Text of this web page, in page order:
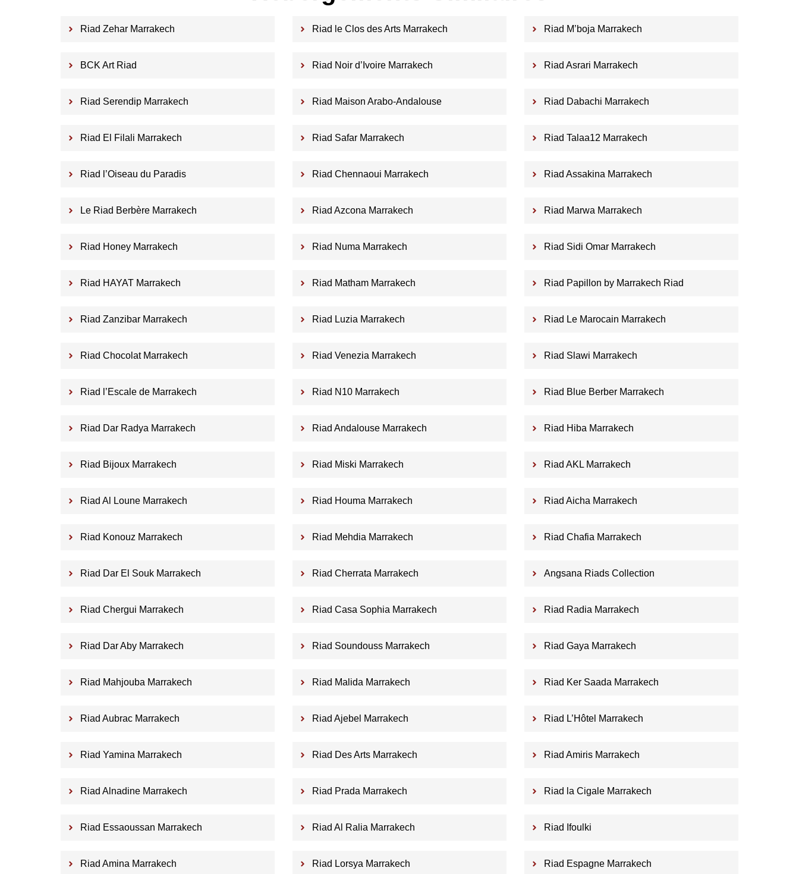
Riad Zehar Marrakech Riad le Clos des Arts Marrakech Riad M’boja Marrakech
BCK Art Riad Riad Noir d’Ivoire Marrakech Riad Asrari Marrakech
Riad Serendip Marrakech Riad Maison Arabo-Andalouse Riad Dabachi Marrakech
Riad El Filali Marrakech Riad Safar Marrakech Riad Talaa12 Marrakech
Riad l’Oiseau du Paradis Riad Chennaoui Marrakech Riad Assakina Marrakech
Le Riad Berbère Marrakech Riad Azcona Marrakech Riad Marwa Marrakech
Riad Honey Marrakech Riad Numa Marrakech Riad Sidi Omar Marrakech
Riad HAYAT Marrakech Riad Matham Marrakech Riad Papillon by Marrakech Riad
Riad Zanzibar Marrakech Riad Luzia Marrakech Riad Le Marocain Marrakech
Riad Chocolat Marrakech Riad Venezia Marrakech Riad Slawi Marrakech
Riad l’Escale de Marrakech Riad N10 Marrakech Riad Blue Berber Marrakech
Riad Dar Radya Marrakech Riad Andalouse Marrakech Riad Hiba Marrakech
Riad Bijoux Marrakech Riad Miski Marrakech Riad AKL Marrakech
Riad Al Loune Marrakech Riad Houma Marrakech Riad Aicha Marrakech
Riad Konouz Marrakech Riad Mehdia Marrakech Riad Chafia Marrakech
Riad Dar El Souk Marrakech Riad Cherrata Marrakech Angsana Riads Collection
Riad Chergui Marrakech Riad Casa Sophia Marrakech Riad Radia Marrakech
Riad Dar Aby Marrakech Riad Soundouss Marrakech Riad Gaya Marrakech
Riad Mahjouba Marrakech Riad Malida Marrakech Riad Ker Saada Marrakech
Riad Aubrac Marrakech Riad Ajebel Marrakech Riad L’Hôtel Marrakech
Riad Yamina Marrakech Riad Des Arts Marrakech Riad Amiris Marrakech
Riad Alnadine Marrakech Riad Prada Marrakech Riad la Cigale Marrakech
Riad Essaoussan Marrakech Riad Al Ralia Marrakech Riad Ifoulki
Riad Amina Marrakech Riad Lorsya Marrakech Riad Espagne Marrakech